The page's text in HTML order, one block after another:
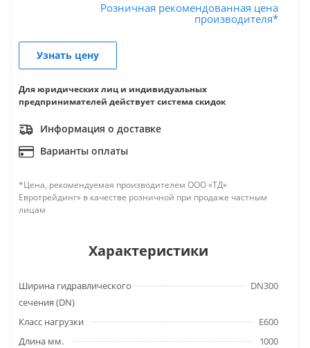
Розничная рекомендованная цена
производителя*
Узнать цену
Для юридических лиц и индивидуальных
предпринимателей действует система скидок
Информация о доставке
Варианты оплаты
*Цена, рекомендуемая производителем ООО «ТД»
Евротрейдинг» в качестве розничной при продаже частным
лицам
Характеристики
Ширина гидравлического
сечения (DN)
DN300
Класс нагрузки
E600
Длина мм.
1000